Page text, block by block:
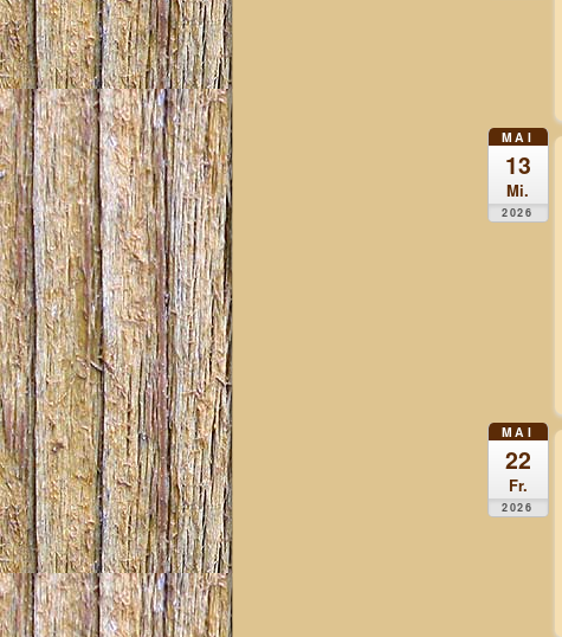
MAI
13
Mi.
2026
MAI
22
Fr.
2026